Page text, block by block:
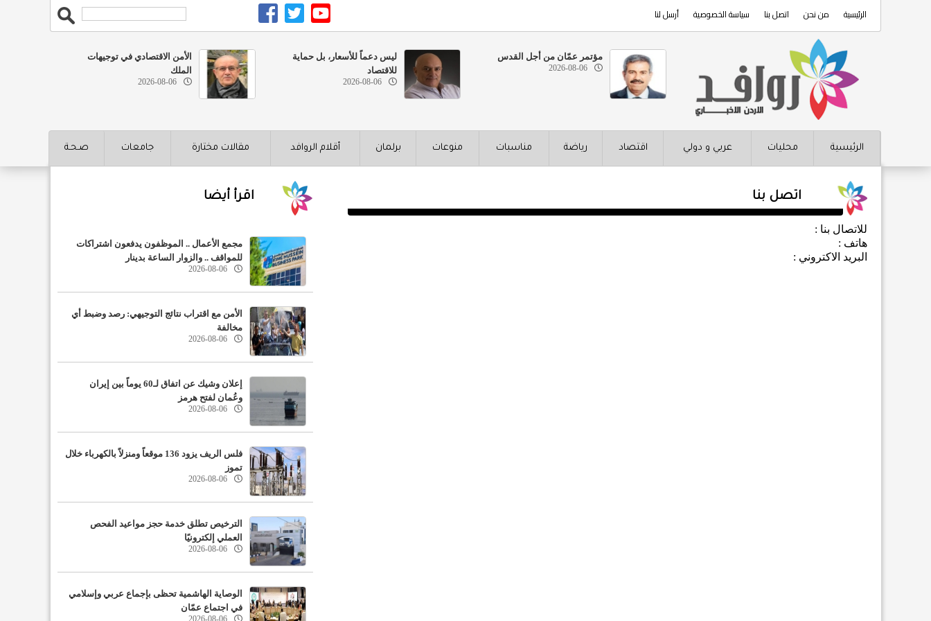
الرئيسية من نحن اتصل بنا سياسة الخصوصية أرسل لنا
مؤتمر عمّان من أجل القدس
2026-08-06
ليس دعماً للأسعار، بل حماية
للاقتصاد
2026-08-06
الأمن الاقتصادي في توجيهات
الملك
2026-08-06
الرئيسية محليات عربي و دولي اقتصاد رياضة مناسبات منوعات برلمان أقلام الروافد مقالات مختارة جامعات صـحـة
اتصل بنا
للاتصال بنا :
هاتف :
البريد الاكتروني :
اقرأ أيضا
مجمع الأعمال .. الموظفون يدفعون اشتراكات
للمواقف .. والزوار الساعة بدينار
2026-08-06
الأمن مع اقتراب نتائج التوجيهي: رصد وضبط أي
مخالفة
2026-08-06
إعلان وشيك عن اتفاق لـ60 يوماً بين إيران
وعُمان لفتح هرمز
2026-08-06
فلس الريف يزود 136 موقعاً ومنزلاً بالكهرباء خلال
تموز
2026-08-06
الترخيص تطلق خدمة حجز مواعيد الفحص
العملي إلكترونيًا
2026-08-06
الوصاية الهاشمية تحظى بإجماع عربي وإسلامي
في اجتماع عمّان
2026-08-06